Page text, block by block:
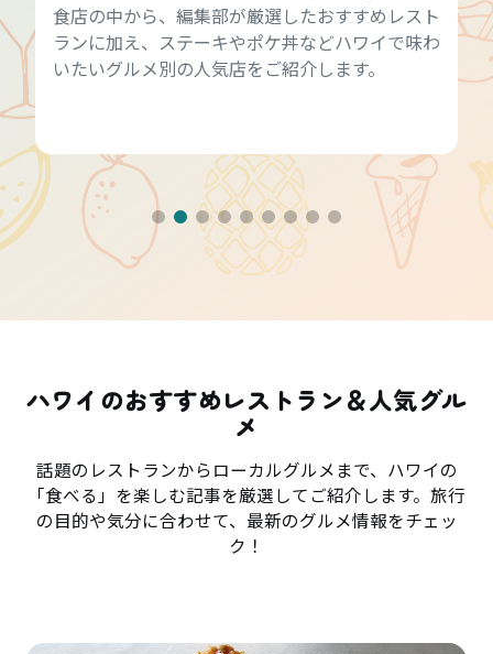
食店の中から、編集部が厳選したおすすめレスト
ランに加え、ステーキやポケ丼などハワイで味わ
いたいグルメ別の人気店をご紹介します。
ハワイのおすすめレストラン＆人気グル
メ
話題のレストランからローカルグルメまで、ハワイの
「食べる」を楽しむ記事を厳選してご紹介します。旅行
の目的や気分に合わせて、最新のグルメ情報をチェッ
ク！